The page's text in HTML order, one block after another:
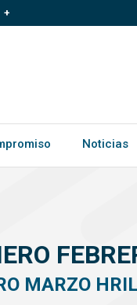
.gob.do o .gov.do.
Noticias
MARZO